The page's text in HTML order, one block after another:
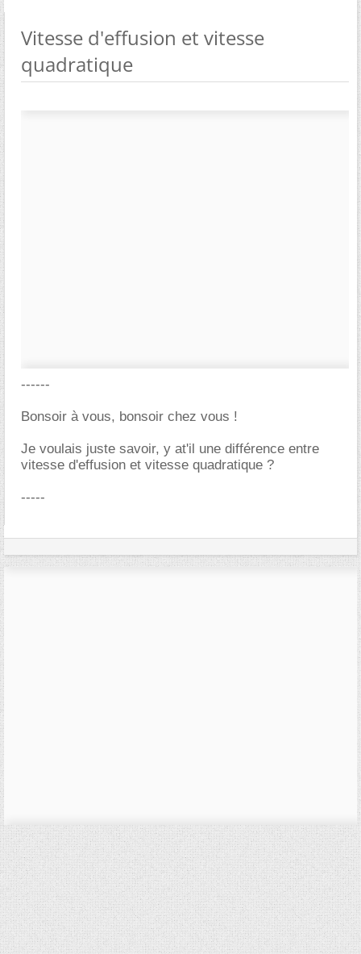
Vitesse d'effusion et vitesse
quadratique
------
Bonsoir à vous, bonsoir chez vous !
Je voulais juste savoir, y at'il une différence entre
vitesse d'effusion et vitesse quadratique ?
-----